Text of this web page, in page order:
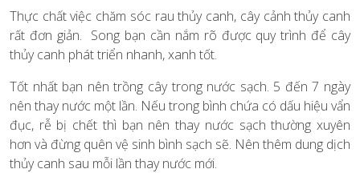
Thực chất việc chăm sóc rau thủy canh, cây cảnh thủy canh
rất đơn giản. Song bạn cần nắm rõ được quy trình để cây
thủy canh phát triển nhanh, xanh tốt.
Tốt nhất bạn nên trồng cây trong nước sạch. 5 đến 7 ngày
nên thay nước một lần. Nếu trong bình chứa có dấu hiệu vẩn
đục, rễ bị chết thì bạn nên thay nước sạch thường xuyên
hơn và đừng quên vệ sinh bình sạch sẽ. Nên thêm dung dịch
thủy canh sau mỗi lần thay nước mới.